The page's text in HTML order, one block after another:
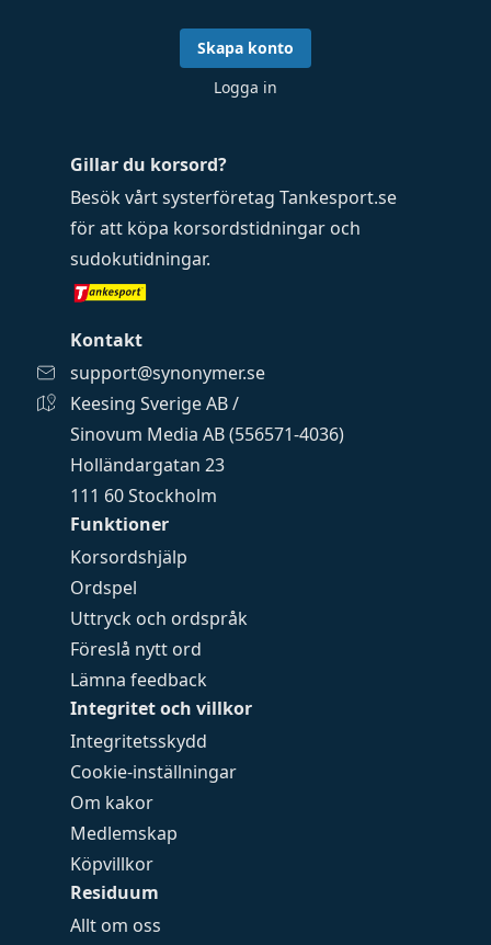
Funktioner
Korsordshjälp
Ordspel
Uttryck och ordspråk
Föreslå nytt ord
Lämna feedback
Integritet och villkor
Integritetsskydd
Cookie-inställningar
Om kakor
Medlemskap
Köpvillkor
Residuum
Allt om oss
Gillar du korsord?
Besök vårt systerföretag Tankesport.se
för att köpa korsordstidningar och
sudokutidningar.
Kontakt
support@synonymer.se
Keesing Sverige AB /
Sinovum Media AB (556571-4036)
Holländargatan 23
111 60 Stockholm
Skapa konto
Logga in